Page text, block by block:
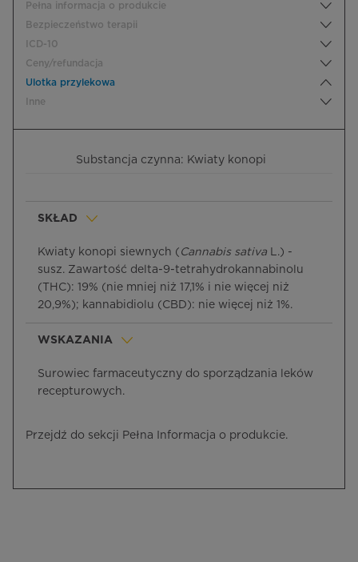
Pełna informacja o produkcie
Bezpieczeństwo terapii
ICD-10
Ceny/refundacja
Ulotka przylekowa
Inne
Substancja czynna: Kwiaty konopi
SKŁAD
Kwiaty konopi siewnych ( Cannabis sativa L.) -
susz. Zawartość delta-9-tetrahydrokannabinolu
(THC): 19% (nie mniej niż 17,1% i nie więcej niż
20,9%); kannabidiolu (CBD): nie więcej niż 1%.
WSKAZANIA
Surowiec farmaceutyczny do sporządzania leków
recepturowych.
Przejdź do sekcji Pełna Informacja o produkcie.